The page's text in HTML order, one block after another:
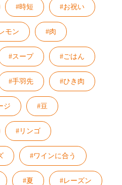
#時短 #お祝い
モン #肉
#スープ #ごはん
#手羽先 #ひき肉
ジ #豆
#リンゴ
#ワインに合う
#夏 #レーズン